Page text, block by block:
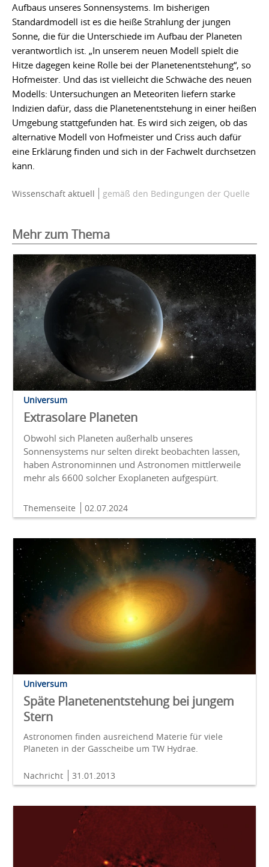
Aufbaus unseres Sonnensystems. Im bisherigen
Standardmodell ist es die heiße Strahlung der jungen
Sonne, die für die Unterschiede im Aufbau der Planeten
verantwortlich ist. „In unserem neuen Modell spielt die
Hitze dagegen keine Rolle bei der Planetenentstehung“, so
Hofmeister. Und das ist vielleicht die Schwäche des neuen
Modells: Untersuchungen an Meteoriten liefern starke
Indizien dafür, dass die Planetenentstehung in einer heißen
Umgebung stattgefunden hat. Es wird sich zeigen, ob das
alternative Modell von Hofmeister und Criss auch dafür
eine Erklärung finden und sich in der Fachwelt durchsetzen
kann.
Wissenschaft aktuell gemäß den Bedingungen der Quelle
Mehr zum Thema
Universum
Extrasolare Planeten
Obwohl sich Planeten außerhalb unseres
Sonnensystems nur selten direkt beobachten lassen,
haben Astronominnen und Astronomen mittlerweile
mehr als 6600 solcher Exoplaneten aufgespürt.
Themenseite 02.07.2024
Universum
Späte Planetenentstehung bei jungem
Stern
Astronomen finden ausreichend Materie für viele
Planeten in der Gasscheibe um TW Hydrae.
Nachricht 31.01.2013